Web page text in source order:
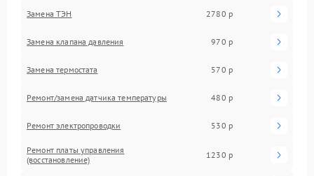
Замена ТЭН 2780 р
Замена клапана давления 970 р
Замена термостата 570 р
Ремонт/замена датчика температуры 480 р
Ремонт электропроводки 530 р
Ремонт платы управления
(восстановление)
1230 р